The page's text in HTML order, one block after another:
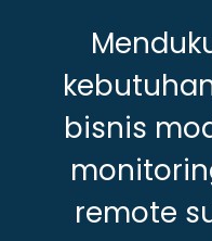
bisnis
remote